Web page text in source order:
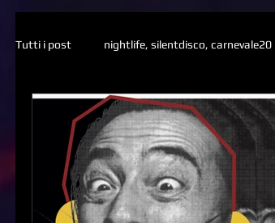
Tutti i post nightlife, silentdisco, carnevale20
Silent Disco, Venezia, Silent Party